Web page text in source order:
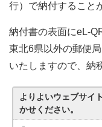
行）で納付すること
納付書の表面にeL-
東北6県以外の郵便
いたしますので、納
よりよいウェブサイ
かせください。